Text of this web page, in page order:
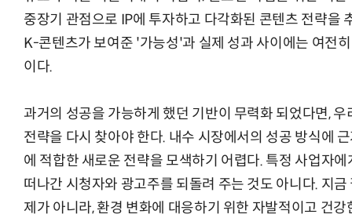
중장기 관점으로 IP에 투자하고 다각화된 콘텐츠 전략을
K-콘텐츠가 보여준 '가능성'과 실제 성과 사이에는 여전
이다.
과거의 성공을 가능하게 했던 기반이 무력화 되었다면,
전략을 다시 찾아야 한다. 내수 시장에서의 성공 방식에
에 적합한 새로운 전략을 모색하기 어렵다. 특정 사업자
떠나간 시청자와 광고주를 되돌려 주는 것도 아니다. 지
제가 아니라, 환경 변화에 대응하기 위한 자발적이고 건